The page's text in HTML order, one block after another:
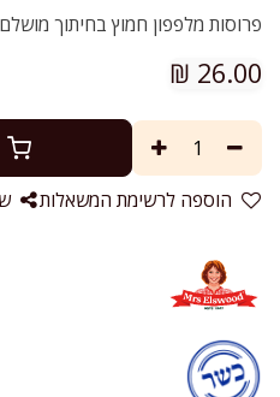
פרוסות מלפפון חמוץ בחיתוך
26.00
₪
הוספה לרשימת המשאלות